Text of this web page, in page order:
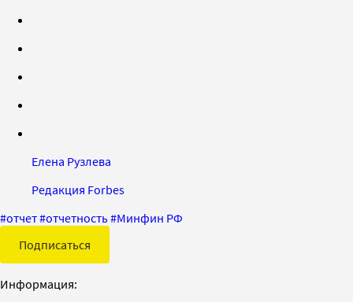
Елена Рузлева
Редакция Forbes
#отчет#отчетность#Минфин РФ
Подписаться
Информация: